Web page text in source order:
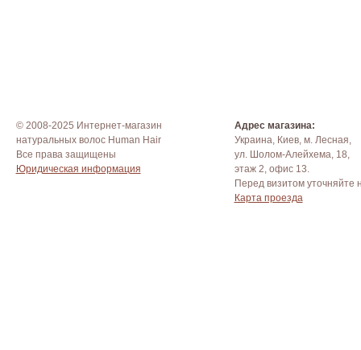
© 2008-2025 Интернет-магазин
натуральных волос Human Hair
Все права защищены
Юридическая информация
Адрес магазина:
Украина, Киев, м. Лесная,
ул. Шолом-Алейхема, 18,
этаж 2, офис 13.
Перед визитом уточняйте
Карта проезда